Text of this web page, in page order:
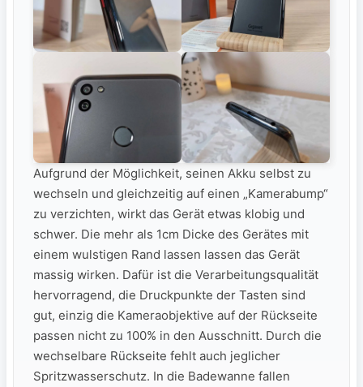
Aufgrund der Möglichkeit, seinen Akku selbst zu
wechseln und gleichzeitig auf einen „Kamerabump“
zu verzichten, wirkt das Gerät etwas klobig und
schwer. Die mehr als 1cm Dicke des Gerätes mit
einem wulstigen Rand lassen lassen das Gerät
massig wirken. Dafür ist die Verarbeitungsqualität
hervorragend, die Druckpunkte der Tasten sind
gut, einzig die Kameraobjektive auf der Rückseite
passen nicht zu 100% in den Ausschnitt. Durch die
wechselbare Rückseite fehlt auch jeglicher
Spritzwasserschutz. In die Badewanne fallen